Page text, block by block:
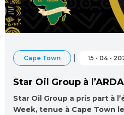
Cape Town 15 - 04 -
Star Oil Group à
Star Oil Group a pris part à
Week, tenue à Cape Town